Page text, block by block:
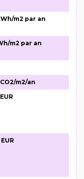
m2 par an
m2 par an
m2/an